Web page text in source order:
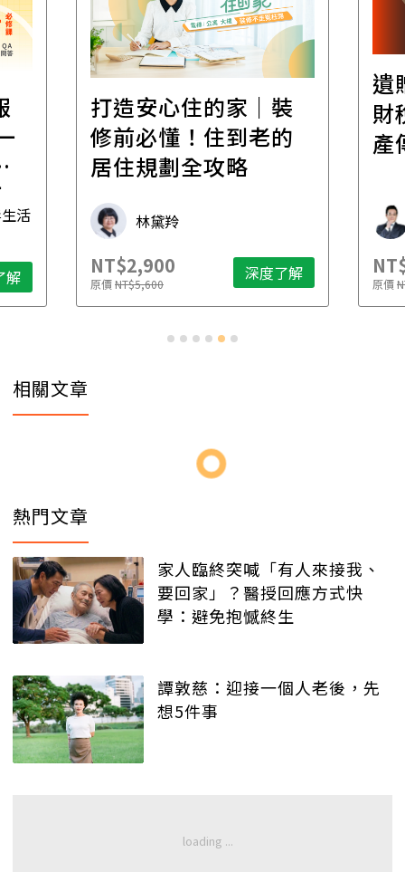
解
遺贈稅規劃直播課│
財稅專家親授，讓資
產傳承更有效率
財稅專家 朱家棟
NT$2,500
原價NT$4,888 深度了解 原價
相關文章
熱門文章
家人臨終突喊「有人來接我、
要回家」？醫授回應方式快
學：避免抱憾終生
譚敦慈：迎接一個人老後，先
想5件事